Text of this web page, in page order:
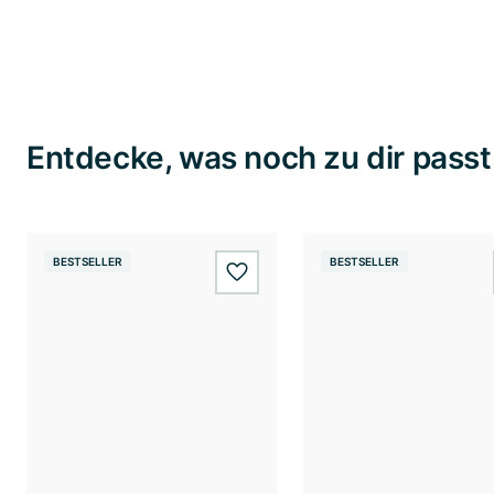
Entdecke, was noch zu dir passt
BESTSELLER
wishlist.add
BESTSELLER